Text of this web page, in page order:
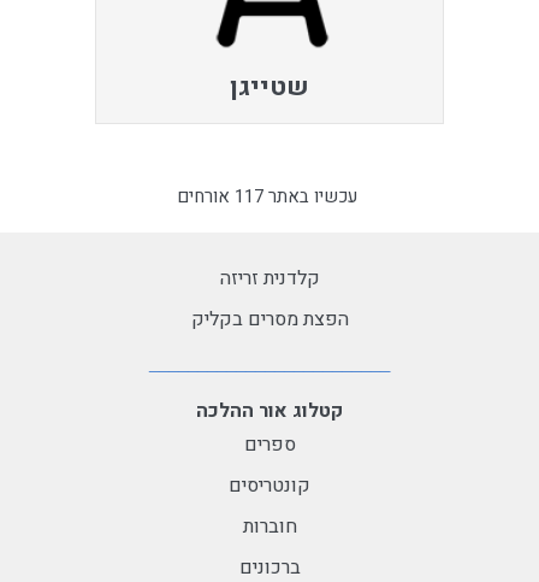
שטייגן
עכשיו באתר 117 אורחים
קלדנית זריזה
הפצת מסרים בקליק
קטלוג אור ההלכה
ספרים
קונטריסים
חוברות
ברכונים